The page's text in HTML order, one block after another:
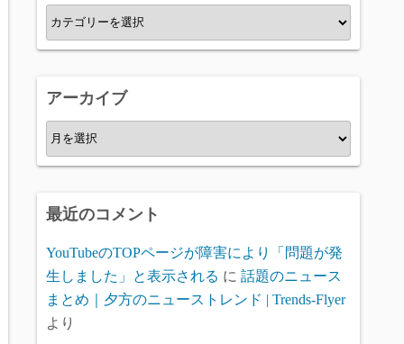
カ
テ
ー
アーカイブ
ア
ー
ブ
最近のコメント
YouTubeのTOPページが障害により「問題が発
生しました」と表示される に 話題のニュース
まとめ｜夕方のニューストレンド | Trends-Flyer
より